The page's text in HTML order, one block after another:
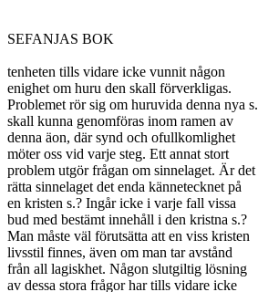
SEFANJAS BOK
tenheten tills vidare icke vunnit någon
enighet om huru den skall förverkligas.
Problemet rör sig om huruvida denna nya s.
skall kunna genomföras inom ramen av
denna äon, där synd och ofullkomlighet
möter oss vid varje steg. Ett annat stort
problem utgör frågan om sinnelaget. Är det
rätta sinnelaget det enda kännetecknet på
en kristen s.? Ingår icke i varje fall vissa
bud med bestämt innehåll i den kristna s.?
Man måste väl förutsätta att en viss kristen
livsstil finnes, även om man tar avstånd
från all lagiskhet. Någon slutgiltig lösning
av dessa stora frågor har tills vidare icke